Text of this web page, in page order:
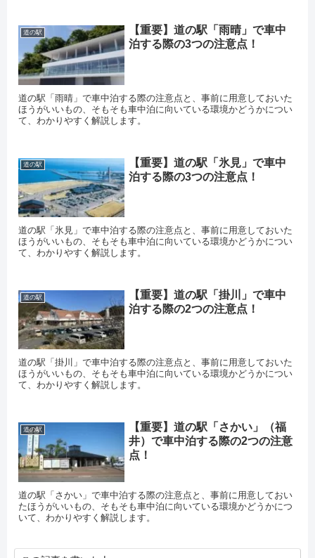
道の駅
【重要】道の駅「雨晴」で車中
泊する際の3つの注意点！
道の駅「雨晴」で車中泊する際の注意点と、事前に用意しておいた
ほうがいいもの、そもそも車中泊に向いている環境かどうかについ
て、わかりやすく解説します。
道の駅
【重要】道の駅「氷見」で車中
泊する際の3つの注意点！
道の駅「氷見」で車中泊する際の注意点と、事前に用意しておいた
ほうがいいもの、そもそも車中泊に向いている環境かどうかについ
て、わかりやすく解説します。
道の駅
【重要】道の駅「掛川」で車中
泊する際の2つの注意点！
道の駅「掛川」で車中泊する際の注意点と、事前に用意しておいた
ほうがいいもの、そもそも車中泊に向いている環境かどうかについ
て、わかりやすく解説します。
道の駅
【重要】道の駅「さかい」（福
井）で車中泊する際の2つの注意
点！
道の駅「さかい」で車中泊する際の注意点と、事前に用意しておい
たほうがいいもの、そもそも車中泊に向いている環境かどうかにつ
いて、わかりやすく解説します。